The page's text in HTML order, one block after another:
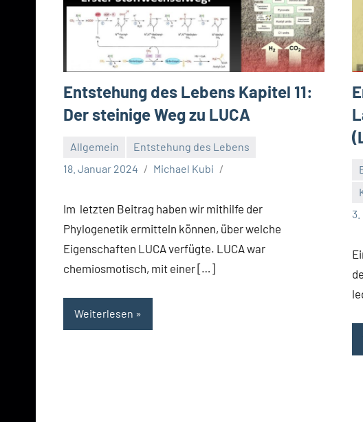
Entstehung des Lebens Kapitel 11:
Der steinige Weg zu LUCA
Allgemein
Entstehung des Lebens
18. Januar 2024
Michael Kubi
Im letzten Beitrag haben wir mithilfe der
Phylogenetik ermitteln können, über welche
Eigenschaften LUCA verfügte. LUCA war
chemiosmotisch, mit einer […]
Weiterlesen